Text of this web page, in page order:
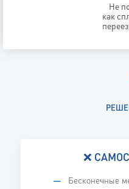
Не
как
❌
Бесконечные